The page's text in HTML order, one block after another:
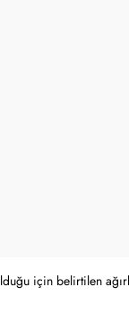
için belirtilen